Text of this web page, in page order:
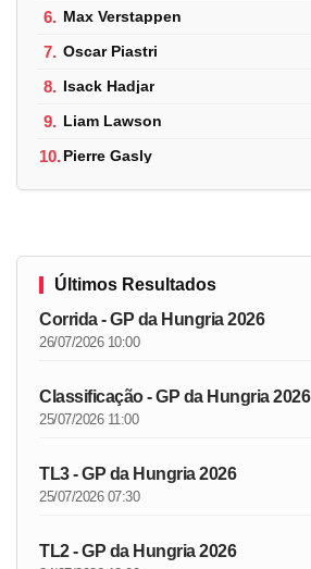
6. Max Verstappen
7. Oscar Piastri
8. Isack Hadjar
9. Liam Lawson
10.Pierre Gasly
Últimos Resultados
Corrida - GP da Hungria 2026
26/07/2026 10:00
Classificação - GP da Hungria 2026
25/07/2026 11:00
TL3 - GP da Hungria 2026
25/07/2026 07:30
TL2 - GP da Hungria 2026